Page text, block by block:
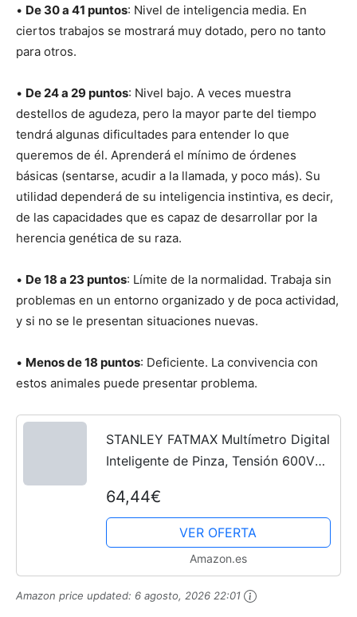
• De 30 a 41 puntos: Nivel de inteligencia media. En
ciertos trabajos se mostrará muy dotado, pero no tanto
para otros.
• De 24 a 29 puntos: Nivel bajo. A veces muestra
destellos de agudeza, pero la mayor parte del tiempo
tendrá algunas dificultades para entender lo que
queremos de él. Aprenderá el mínimo de órdenes
básicas (sentarse, acudir a la llamada, y poco más). Su
utilidad dependerá de su inteligencia instintiva, es decir,
de las capacidades que es capaz de desarrollar por la
herencia genética de su raza.
• De 18 a 23 puntos: Límite de la normalidad. Trabaja sin
problemas en un entorno organizado y de poca actividad,
y si no se le presentan situaciones nuevas.
• Menos de 18 puntos: Deficiente. La convivencia con
estos animales puede presentar problema.
STANLEY FATMAX Multímetro Digital
Inteligente de Pinza, Tensión 600V
Función HOLD y MAX/MIN,
Compacto y Ligero, Categoría III...
64,44€
VER OFERTA
Amazon.es
Amazon price updated: 6 agosto, 2026 22:01